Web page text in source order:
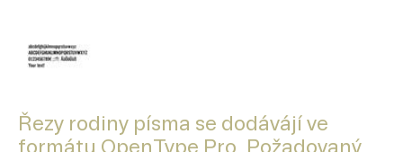
Řezy rodiny písma se dodávájí ve
formátu OpenType Pro. Požadovaný